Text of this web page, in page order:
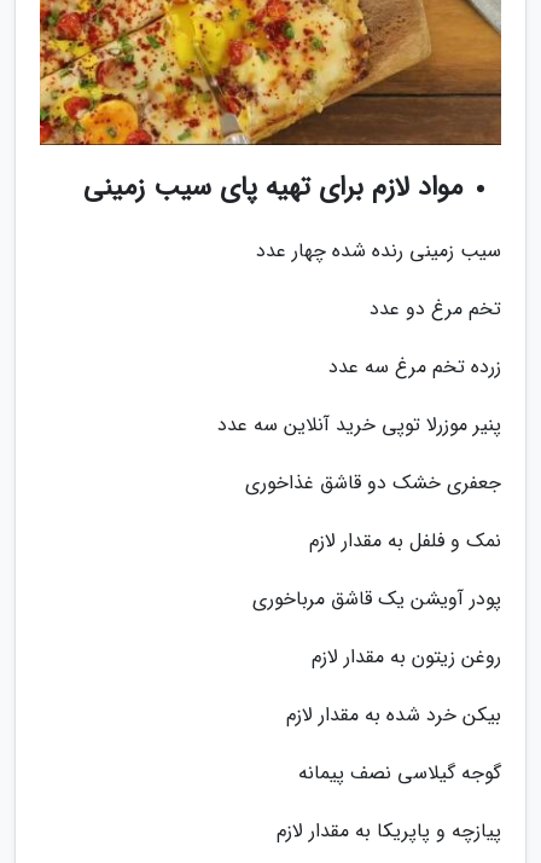
مواد لازم برای تهیه پای سیب زمینی
سیب زمینی رنده شده چهار عدد
تخم مرغ دو عدد
زرده تخم مرغ سه عدد
پنیر موزرلا توپی خرید آنلاین سه عدد
جعفری خشک دو قاشق غذاخوری
نمک و فلفل به مقدار لازم
پودر آویشن یک قاشق مرباخوری
روغن زیتون به مقدار لازم
بیکن خرد شده به مقدار لازم
گوجه گیلاسی نصف پیمانه
پیازچه و پاپریکا به مقدار لازم